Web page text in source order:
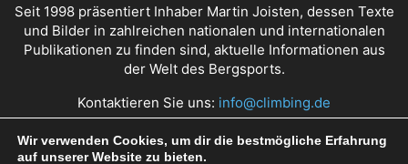
Seit 1998 präsentiert Inhaber Martin Joisten, dessen Texte
und Bilder in zahlreichen nationalen und internationalen
Publikationen zu finden sind, aktuelle Informationen aus
der Welt des Bergsports.
Kontaktieren Sie uns: info@climbing.de
Wir verwenden Cookies, um dir die bestmögliche Erfahrung
auf unserer Website zu bieten.